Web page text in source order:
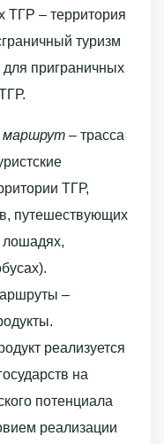
ТГР – территория
туризм
приграничных
маршрут – трасса
ТГР,
путешествующих
лошадях,
–
реализуется
на
потенциала
реализации